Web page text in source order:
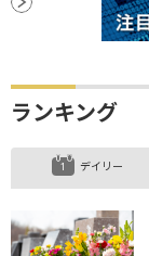
ランキング
デイリー